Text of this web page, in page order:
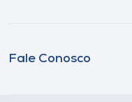
Fale Conosco